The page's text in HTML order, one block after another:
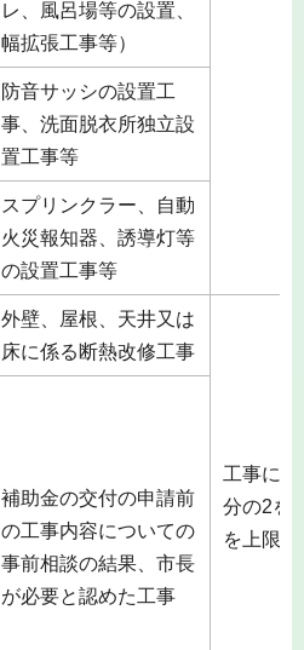
レ、風呂場等の設置、
幅拡張工事等）
防音サッシの設置工
事、洗面脱衣所独立設
置工事等
スプリンクラー、自動
火災報知器、誘導灯等
の設置工事等
外壁、屋根、天井又は
床に係る断熱改修工事
工事に
分の2を
を上限
補助金の交付の申請前
の工事内容についての
事前相談の結果、市長
が必要と認めた工事